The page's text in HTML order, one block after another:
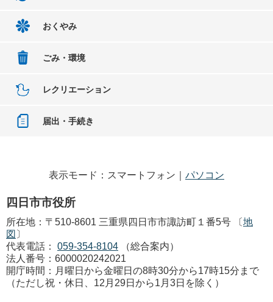
おくやみ
ごみ・環境
レクリエーション
届出・手続き
表示モード：スマートフォン｜ パソコン
四日市市役所
所在地：〒510-8601 三重県四日市市諏訪町１番5号 〔地
図 〕
代表電話：
059-354-8104
（総合案内）
法人番号：6000020242021
開庁時間：月曜日から金曜日の8時30分から17時15分まで
（ただし祝・休日、12月29日から1月3日を除く）